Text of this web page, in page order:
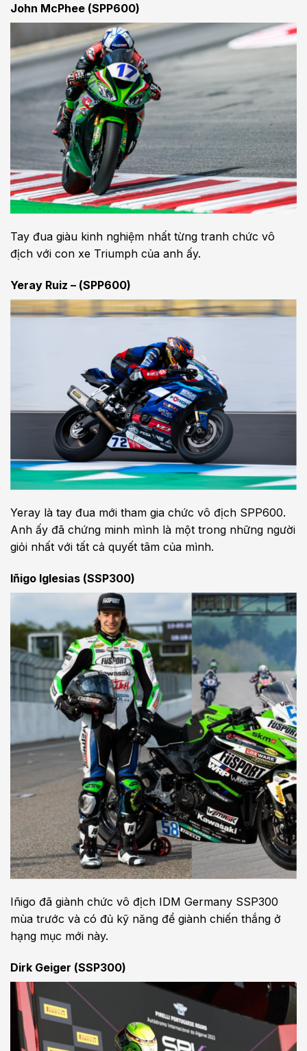
John McPhee (SPP600)
Tay đua giàu kinh nghiệm nhất từng tranh chức vô
địch với con xe Triumph của anh ấy.
Yeray Ruiz – (SPP600)
Yeray là tay đua mới tham gia chức vô địch SPP600.
Anh ấy đã chứng minh mình là một trong những người
giỏi nhất với tất cả quyết tâm của mình.
Iñigo Iglesias (SSP300)
Iñigo đã giành chức vô địch IDM Germany SSP300
mùa trước và có đủ kỹ năng để giành chiến thắng ở
hạng mục mới này.
Dirk Geiger (SSP300)